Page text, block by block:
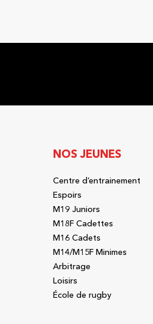
NOS JEUNES
Centre d’entrainement
Espoirs
M19 Juniors
M18F Cadettes
M16 Cadets
M14/M15F Minimes
Arbitrage
Loisirs
École de rugby